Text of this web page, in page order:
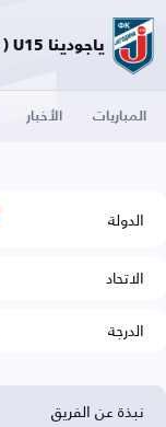
ياجودينا U15 ( صربيا )
المباريات الأخبار
الدولة
الاتحاد
الدرجة
نبذة عن الفريق